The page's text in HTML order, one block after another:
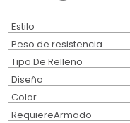
Estilo
Peso de resistencia
Tipo De Relleno
Diseño
Color
RequiereArmado